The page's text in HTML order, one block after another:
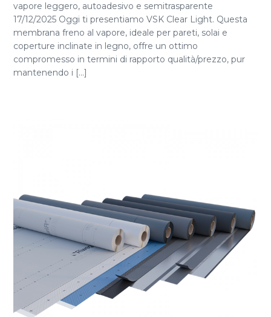
vapore leggero, autoadesivo e semitrasparente
17/12/2025 Oggi ti presentiamo VSK Clear Light. Questa
membrana freno al vapore, ideale per pareti, solai e
coperture inclinate in legno, offre un ottimo
compromesso in termini di rapporto qualità/prezzo, pur
mantenendo i [...]